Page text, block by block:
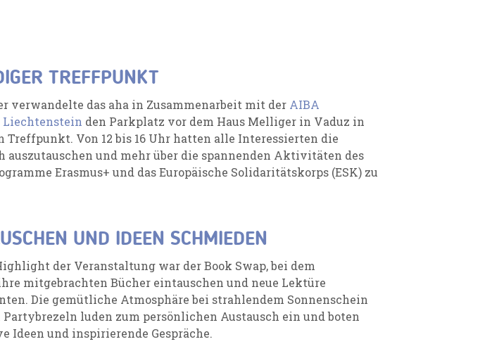
TREFFPUNKT
verwandelte das aha in Zusammenarbeit mit der AIBA
den Parkplatz vor dem Haus Melliger in Vaduz in
Treffpunkt. Von 12 bis 16 Uhr hatten alle Interessierten die
auszutauschen und mehr über die spannenden Aktivitäten des
Erasmus+ und das Europäische Solidaritätskorps (ESK) zu
UND IDEEN SCHMIEDEN
der Veranstaltung war der Book Swap, bei dem
mitgebrachten Bücher eintauschen und neue Lektüre
Die gemütliche Atmosphäre bei strahlendem Sonnenschein
luden zum persönlichen Austausch ein und boten
Ideen und inspirierende Gespräche.